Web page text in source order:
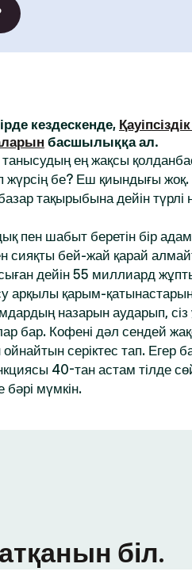
кездескенде,
басшылыққа ал.
ең жақсы
жүрсің бе? Еш қиындығы
тақырыбына дейін түрлі
пен шабыт беретін бір
сияқты бей-жай қарай
дейін 55 миллиард
арқылы қарым-
назарын аударып, сіз
бар. Кофені дәл сендей
серіктес тап. Егер
40-тан астам тілде
мүмкін.
біл.